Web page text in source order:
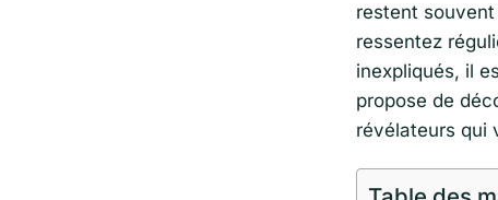
restent
ressentez
inexpliqués, il
propose de
révélateurs qui